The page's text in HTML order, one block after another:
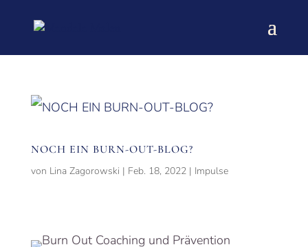
NOCH EIN BURN-OUT-BLOG?
von Lina Zagorowski | Feb. 18, 2022| Impulse